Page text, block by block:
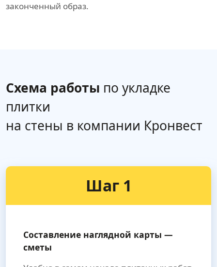
законченный образ.
Схема работы по укладке
плитки
на стены в компании Кронвест
Шаг 1
Составление наглядной карты —
сметы